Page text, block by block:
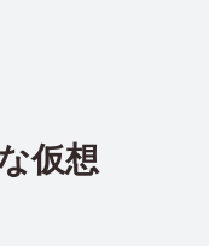
仮想